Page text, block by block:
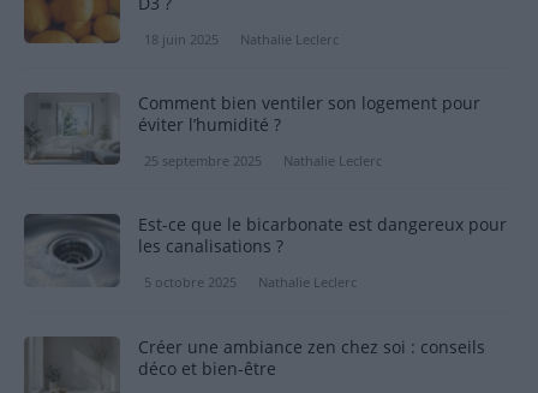
18 juin 2025 Nathalie Leclerc
Comment bien ventiler son logement pour
éviter l’humidité ?
25 septembre 2025 Nathalie Leclerc
Est-ce que le bicarbonate est dangereux pour
les canalisations ?
5 octobre 2025 Nathalie Leclerc
Créer une ambiance zen chez soi : conseils
déco et bien-être